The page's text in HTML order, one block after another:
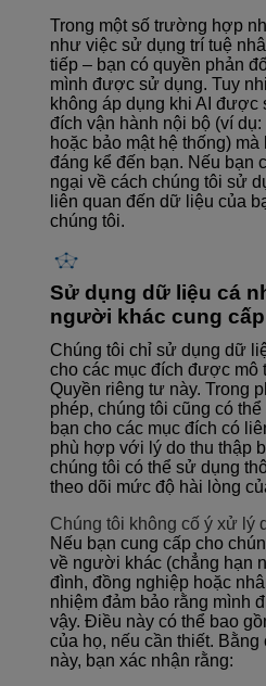
Trong một số trường hợp
như việc sử dụng trí tuệ
tiếp – bạn có quyền phản
mình được sử dụng. Tuy
không áp dụng khi AI được
đích vận hành nội bộ (ví
hoặc bảo mật hệ thống)
đáng kể đến bạn. Nếu bạn
ngại về cách chúng tôi sử
liên quan đến dữ liệu của
chúng tôi.
Sử dụng dữ liệu cá
người khác cung cấp
Chúng tôi chỉ sử dụng dữ
cho các mục đích được mô
Quyền riêng tư này. Trong
phép, chúng tôi cũng có
bạn cho các mục đích có
phù hợp với lý do thu thập
chúng tôi có thể sử dụng
theo dõi mức độ hài lòng
Chúng tôi không cố ý xử lý
Nếu bạn cung cấp cho
về người khác (chẳng hạn
đình, đồng nghiệp hoặc
nhiệm đảm bảo rằng mình
vậy. Điều này có thể bao
của họ, nếu cần thiết. Bằng
này, bạn xác nhận rằng: